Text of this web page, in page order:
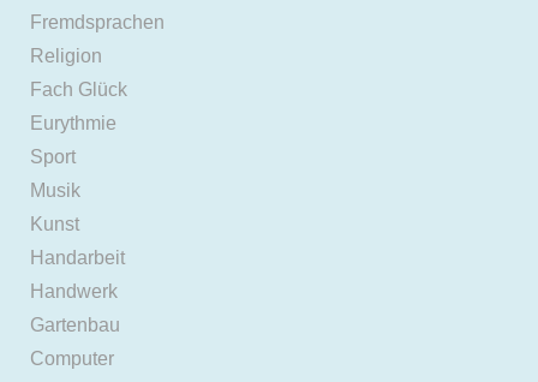
Fremdsprachen
Religion
Fach Glück
Eurythmie
Sport
Musik
Kunst
Handarbeit
Handwerk
Gartenbau
Computer